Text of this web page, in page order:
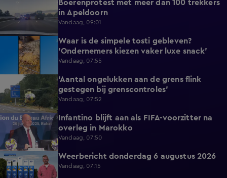
Boerenprotest met meer dan 100 trekkers
in Apeldoorn
Vandaag, 09:01
Waar is de simpele tosti gebleven?
'Ondernemers kiezen vaker luxe snack'
Vandaag, 07:55
'Aantal ongelukken aan de grens flink
gestegen bij grenscontroles'
Vandaag, 07:52
0:29
Infantino blijft aan als FIFA-voorzitter na
overleg in Marokko
Vandaag, 07:50
2:20 Weerbericht donderdag 6 augustus 2026
Vandaag, 07:15